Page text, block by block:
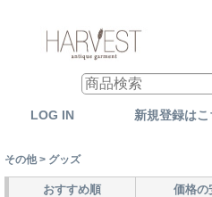
LOG IN 新規登録はこ
その他 > グッズ
おすすめ順 価格の